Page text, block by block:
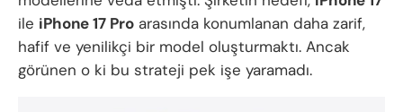
ile iPhone 17 Pro arasında konumlanan daha zarif,
hafif ve yenilikçi bir model oluşturmaktı. Ancak
görünen o ki bu strateji pek işe yaramadı.